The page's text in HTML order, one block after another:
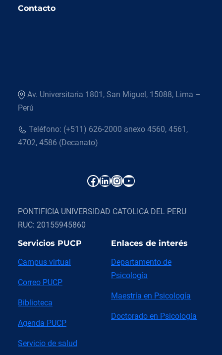
Contacto
Av. Universitaria 1801, San Miguel, 15088, Lima –
Perú
Teléfono: (+511) 626-2000 anexo 4560, 4561,
4702, 4586 (Decanato)
Facebook LinkedIn InstagramYouTube
PONTIFICIA UNIVERSIDAD CATOLICA DEL PERU
RUC: 20155945860
Servicios PUCP
Campus virtual
Correo PUCP
Biblioteca
Agenda PUCP
Servicio de salud
Enlaces de interés
Departamento de
Psicología
Maestría en Psicología
Doctorado en Psicología